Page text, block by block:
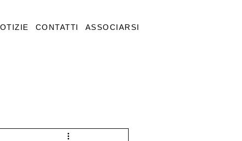
CONTATTI ASSOCIARSI